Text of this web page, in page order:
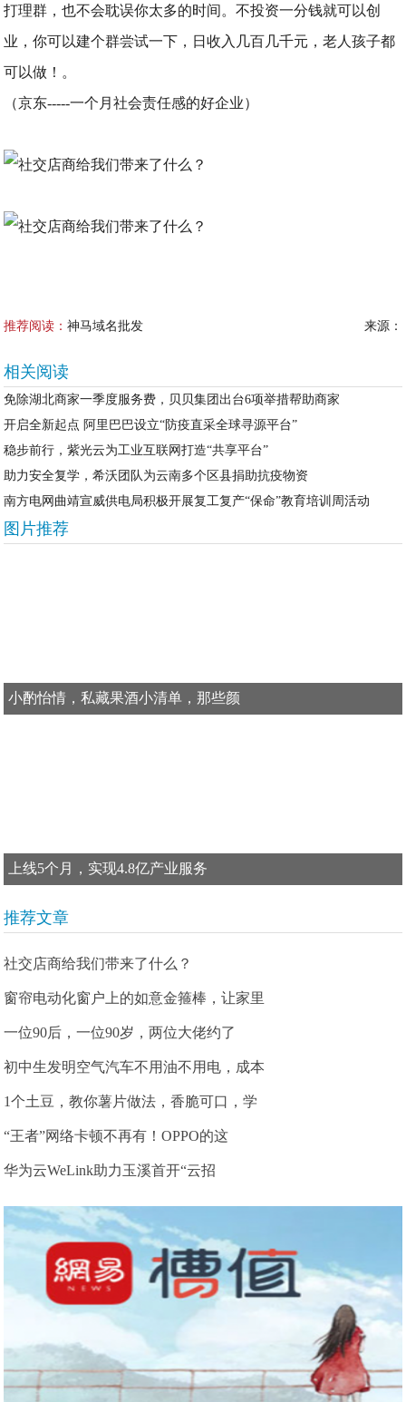
打理群，也不会耽误你太多的时间。不投资一分钱就可以创
业，你可以建个群尝试一下，日收入几百几千元，老人孩子都
可以做！。
（京东-----一个月社会责任感的好企业）
推荐阅读：神马域名批发 来源：
相关阅读
免除湖北商家一季度服务费，贝贝集团出台6项举措帮助商家
开启全新起点 阿里巴巴设立“防疫直采全球寻源平台”
稳步前行，紫光云为工业互联网打造“共享平台”
助力安全复学，希沃团队为云南多个区县捐助抗疫物资
南方电网曲靖宣威供电局积极开展复工复产“保命”教育培训周活动
图片推荐
小酌怡情，私藏果酒小清单，那些颜
上线5个月，实现4.8亿产业服务
推荐文章
社交店商给我们带来了什么？
窗帘电动化窗户上的如意金箍棒，让家里
一位90后，一位90岁，两位大佬约了
初中生发明空气汽车不用油不用电，成本
1个土豆，教你薯片做法，香脆可口，学
“王者”网络卡顿不再有！OPPO的这
华为云WeLink助力玉溪首开“云招